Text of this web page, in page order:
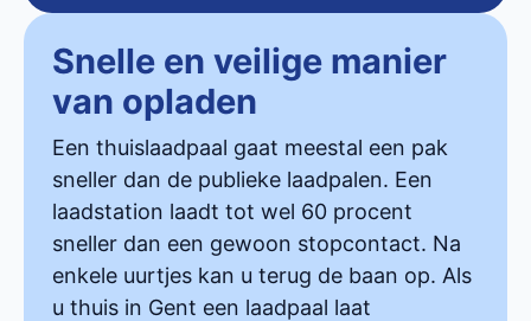
Snelle en veilige manier
van opladen
Een thuislaadpaal gaat meestal een pak
sneller dan de publieke laadpalen. Een
laadstation laadt tot wel 60 procent
sneller dan een gewoon stopcontact. Na
enkele uurtjes kan u terug de baan op. Als
u thuis in Gent een laadpaal laat